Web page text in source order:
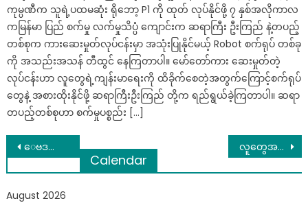
ကုမ္ပဏီက သူရဲ့ပထမဆုံး ရိုဘော့ P1 ကို ထုတ် လုပ်နိုင်ဖို့ ၇ နှစ်အလိုကာလ
ကမြန်မာ ပြည် စက်မှု လက်မှုသိပ္ပံ ကျောင်းက ဆရာကြီး ဦးကြည် နဲ့တပည့်
တစ်စုက ကားဆေးမှုတ်လုပ်ငန်းမှာ အသုံးပြုနိုင်မယ့် Robot စက်ရုပ် တစ်ခု
ကို အသည်းအသန် တီထွင် နေကြတာပါ။ မော်တော်ကား ဆေးမှုတ်တဲ့
လုပ်ငန်းဟာ လူတွေရဲ့ကျန်းမာရေးကို ထိခိုက်စေတဲ့အတွက်ကြောင့်စက်ရုပ်
တွေနဲ့ အစားထိုးနိုင်ဖို့ ဆရာကြီးဦးကြည် တို့က ရည်ရွယ်ခဲ့ကြတာပါ။ ဆရာ
တပည့်တစ်စုဟာ စက်မှုပစ္စည်း […]
Post
navigation
ေဗဒင္ေဟာစာတမ္း ၂၁.၃.၂၀၂၁ မွ ၂၇.၃.၂၀၂၁ အထိ လူတွေအကြောင်းကို လူတွေကပဲ သင်ပေးသွားတာပါ
Calendar
August 2026